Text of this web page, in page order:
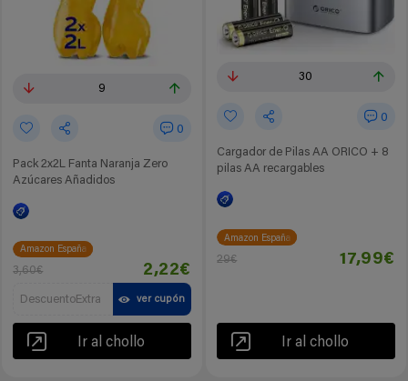
9
0
Pack 2x2L Fanta Naranja Zero
Azúcares Añadidos
Amazon España
3,60€ 2,22€
DescuentoExtra ver cupón
Ir al chollo
30
0
Cargador de Pilas AA ORICO + 8
pilas AA recargables
Amazon España
29€ 17,99€
Ir al chollo